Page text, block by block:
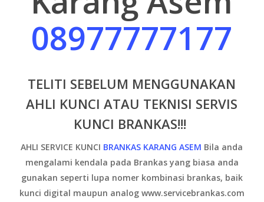
08977777177
TELITI SEBELUM MENGGUNAKAN
AHLI KUNCI ATAU TEKNISI SERVIS
KUNCI BRANKAS!!!
AHLI SERVICE KUNCI BRANKAS KARANG ASEM Bila anda
mengalami kendala pada Brankas yang biasa anda
gunakan seperti lupa nomer kombinasi brankas, baik
kunci digital maupun analog www.servicebrankas.com